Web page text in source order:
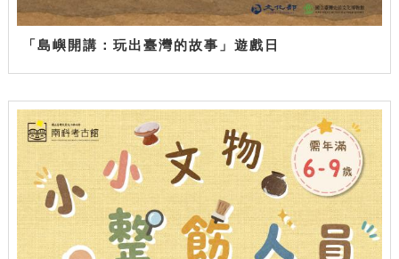
「島嶼開講：玩出臺灣的故事」遊戲日